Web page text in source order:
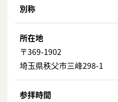
別称
所在地
〒369-1902
埼玉県秩父市三峰298-1
参拝時間